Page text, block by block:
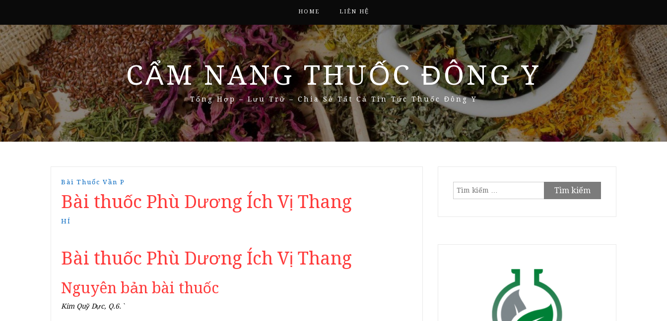
HOME LIÊN HỆ
CẨM NANG THUỐC ĐÔNG Y
Tổng Hợp – Lưu Trữ – Chia Sẻ Tất Cả Tin Tức Thuốc Đông Y
Bài Thuốc Vần P
Bài thuốc Phù Dương Ích Vị Thang
HÍ
Bài thuốc Phù Dương Ích Vị Thang
Nguyên bản bài thuốc
Kim Quỹ Dực, Q.6.`
Tìm